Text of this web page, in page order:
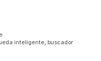
inteligente, buscador